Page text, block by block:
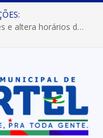
Prefeitura de Portel prorroga inscrições e altera horários dos concursos “Musa” e “Miss Mix Verão 2026”